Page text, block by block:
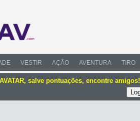
VESTIR AÇÃO AVENTURA TIRO
salve pontuações, encontre amigos!